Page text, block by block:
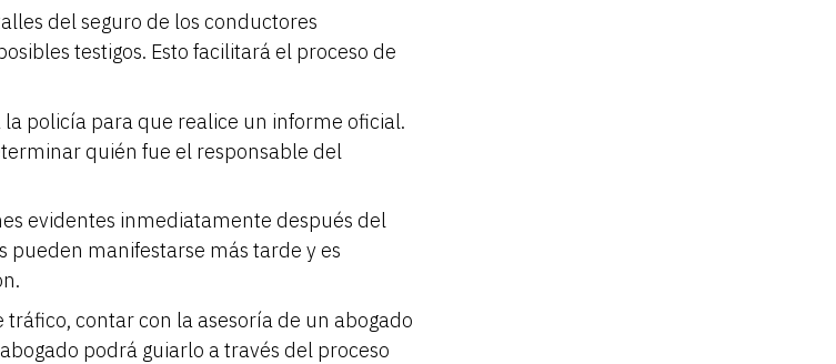
del seguro de los conductores
testigos. Esto facilitará el proceso de
policía para que realice un informe oficial.
quién fue el responsable del
evidentes inmediatamente después del
pueden manifestarse más tarde y es
tráfico, contar con la asesoría de un abogado
podrá guiarlo a través del proceso